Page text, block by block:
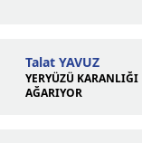
Talat YAVUZ
YERYÜZÜ
AĞARIYOR